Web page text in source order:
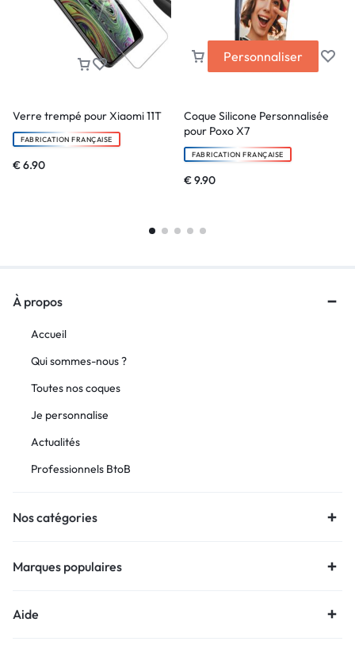
Verre trempé pour Xiaomi 11T
FABRICATION FRANÇAISE
€6.90
Personnaliser
Coque Silicone Personnalisée
pour Poxo X7
FABRICATION FRANÇAISE
€9.90
À propos
Accueil
Qui sommes-nous ?
Toutes nos coques
Je personnalise
Actualités
Professionnels BtoB
Nos catégories
Marques populaires
Aide